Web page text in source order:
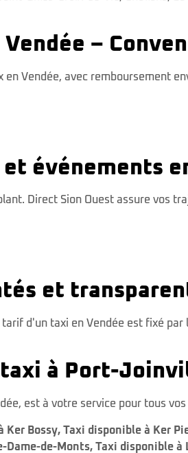
–
en Vendée, avec remboursement
événements
Direct Sion Ouest assure vos
et
d'un taxi en Vendée est fixé
taxi à Port-
est à votre service pour tous
Ker Bossy,Taxi disponible à Ker
Dame-de-Monts, Taxi disponible à